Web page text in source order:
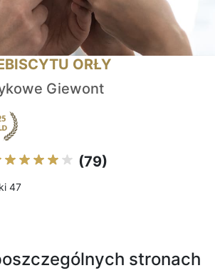
ORŁY
Giewont
(79)
47
stronach